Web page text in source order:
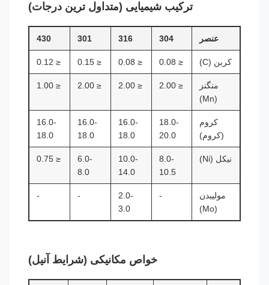
ترکیب شیمیایی (متداول ترین درجات)
عنصر 304
316
301
430
کربن (C) ≤ 0.08
≤ 0.08
≤ 0.15
≤ 0.12
منگنز
(Mn)
≤ 2.00
≤ 2.00
≤ 2.00
≤ 1.00
کروم
(کروم)
18.0-
20.0
16.0-
18.0
16.0-
18.0
16.0-
18.0
نیکل (Ni)
8.0-
10.5
10.0-
14.0
6.0-
8.0
≤ 0.75
مولیبدن
(Mo)
-
2.0-
3.0
-
-
خواص مکانیکی (شرایط آنیل)